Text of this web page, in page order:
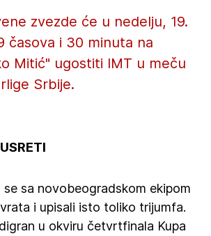
zvezde će u nedelju, 19.
časova i 30 minuta na
Mitić" ugostiti IMT u meču
Srbije.
sa novobeogradskom ekipom
i upisali isto toliko trijumfa.
u okviru četvrtfinala Kupa